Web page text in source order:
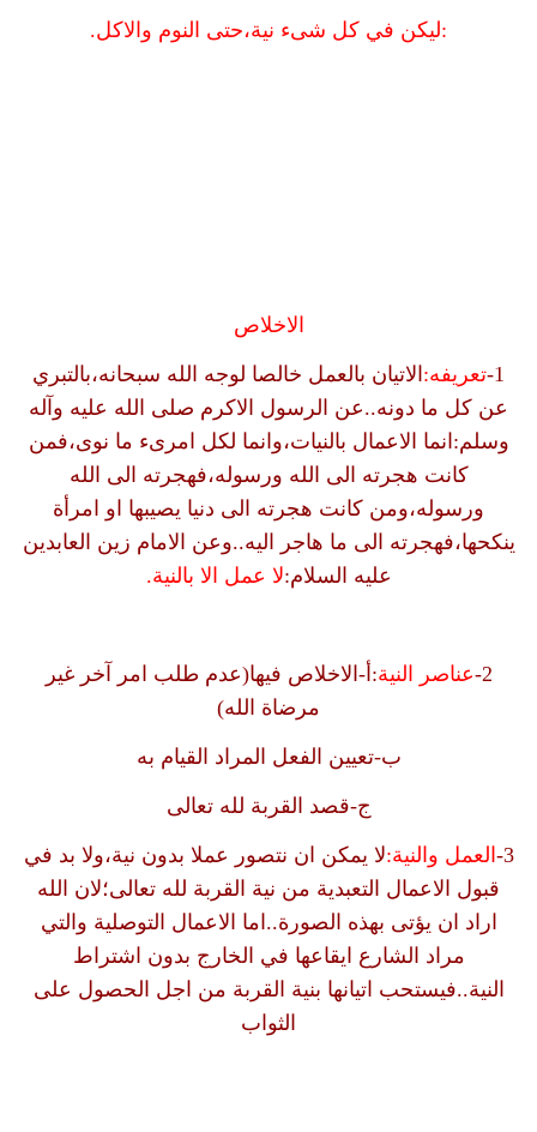
:ليكن في كل شىء نية،حتى النوم والاكل.
الاخلاص
1- تعريفه:الاتيان بالعمل خالصا لوجه الله سبحانه،بالتبري
عن كل ما دونه..عن الرسول الاكرم صلى الله عليه وآله
وسلم:انما الاعمال بالنيات،وانما لكل امرىء ما نوى،فمن
كانت هجرته الى الله ورسوله،فهجرته الى الله
ورسوله،ومن كانت هجرته الى دنيا يصيبها او امرأة
ينكحها،فهجرته الى ما هاجر اليه..وعن الامام زين العابدين
عليه السلام:لا عمل الا بالنية.
2- عناصر النية:أ-الاخلاص فيها(عدم طلب امر آخر غير
مرضاة الله)
ب-تعيين الفعل المراد القيام به
ج-قصد القربة لله تعالى
3- العمل والنية:لا يمكن ان نتصور عملا بدون نية،ولا بد في
قبول الاعمال التعبدية من نية القربة لله تعالى؛لان الله
اراد ان يؤتى بهذه الصورة..اما الاعمال التوصلية والتي
مراد الشارع ايقاعها في الخارج بدون اشتراط
النية..فيستحب اتيانها بنية القربة من اجل الحصول على
الثواب